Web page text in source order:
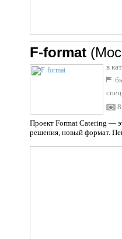
F-format
в
8
Проект Format Catering —
решения, новый формат.